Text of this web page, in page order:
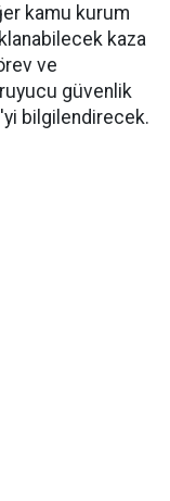
kamu kurum
kaza
ve
güvenlik
bilgilendirecek.